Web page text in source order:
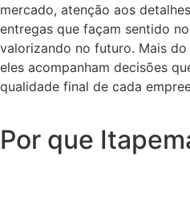
mercado, atenção aos
entregas que façam sentido
valorizando no futuro. Mais
eles acompanham decisões
qualidade final de cada
Por que